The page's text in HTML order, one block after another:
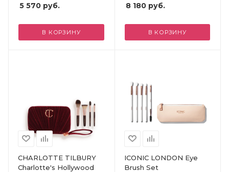
5 570 руб.
В КОРЗИНУ
8 180руб.
В КОРЗИНУ
CHARLOTTE TILBURY
Charlotte's Hollywood
ICONIC LONDON Eye
Brush Set